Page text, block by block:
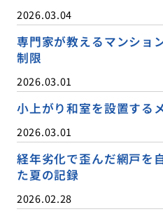
2026.03.04
専門家が教えるマンショ
制限
2026.03.01
小上がり和室を設置する
2026.03.01
経年劣化で歪んだ網戸を
た夏の記録
2026.02.28